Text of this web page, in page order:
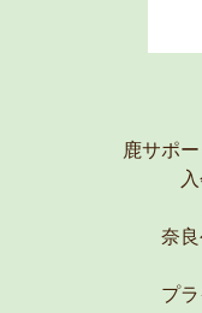
鹿サポ
奈
プ